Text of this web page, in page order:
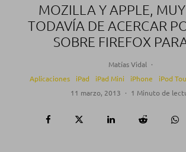
MOZILLA Y APPLE,
TODAVÍA DE ACERCAR
SOBRE FIREFOX
Matías Vidal ·
Aplicaciones
iPad iPad Mini iPhone iPod
11 marzo, 2013 · 1 Minuto de